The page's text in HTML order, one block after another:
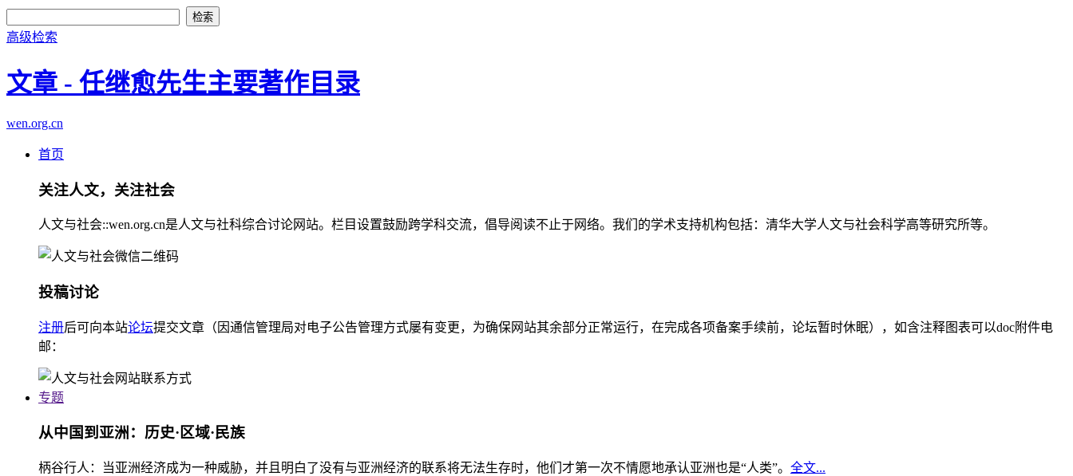
高级检索
文章 - 任继愈先生主要著作目录
wen.org.cn
首页
关注人文，关注社会
人文与社会::wen.org.cn是人文与社科综合讨论网站。栏目设置鼓励跨学科交流，倡导阅读不止于网络。我们的学术支持机构包括：清华大学人文与社会科学高等研究所等。
投稿讨论
注册后可向本站论坛提交文章（因通信管理局对电子公告管理方式屡有变更，为确保网站其余部分正常运行，在完成各项备案手续前，论坛暂时休眠），如含注释图表可以doc附件电
邮：
专题
从中国到亚洲：历史·区域·民族
柄谷行人：当亚洲经济成为一种威胁，并且明白了没有与亚洲经济的联系将无法生存时，他们才第一次不情愿地承认亚洲也是“人类”。 全文...